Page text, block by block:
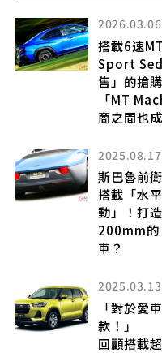
2026.03.06
搭載6速MT！
Sport Sedan詢
售」的搶購戰
「MT
商之間也成為
2025.08.17
斯巴魯前衛「
搭載「水平對
動」！打造媲
200mm的「
2025.03.13
「對於愛車人
款！」
回顧搭載超級